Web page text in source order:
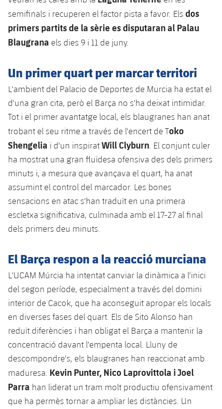
Ciutat Esportiva
plusicon
més
Serveis
Serveis Mèdics
Accessibilitat
plusicon
més
Acreditacions
Instal·lacions
semifinals i recuperen el factor pista a favor. Els dos
primers partits de la sèrie es disputaran al Palau
Blaugrana els dies 9 i 11 de juny.
Un primer quart per marcar territori
L'ambient del Palacio de Deportes de Murcia ha estat el
d'una gran cita, però el Barça no s'ha deixat intimidar.
Tot i el primer avantatge local, els blaugranes han anat
trobant el seu ritme a través de l'encert de Toko
Shengelia i d'un inspiratWill Clyburn . El conjunt culer
ha mostrat una gran fluïdesa ofensiva des dels primers
minuts i, a mesura que avançava el quart, ha anat
assumint el control del marcador. Les bones
sensacions en atac s'han traduït en una primera
escletxa significativa, culminada amb el 17-27 al final
dels primers deu minuts.
El Barça respon a la reacció murciana
L'UCAM Múrcia ha intentat canviar la dinàmica a l'inici
del segon període, especialment a través del domini
interior de Cacok, que ha aconseguit apropar els locals
en diverses fases del quart. Els de Sito Alonso han
reduït diferències i han obligat el Barça a mantenir la
concentració davant l'empenta local. Lluny de
descompondre's, els blaugranes han reaccionat amb
maduresa. Kevin Punter, Nico Laprovittola i Joel
Parra han liderat un tram molt productiu ofensivament
que ha permès tornar a ampliar les distàncies. Un